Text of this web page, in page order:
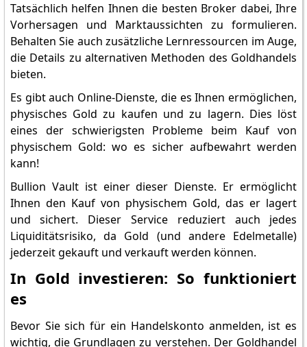
Tatsächlich helfen Ihnen die besten Broker dabei, Ihre
Vorhersagen und Marktaussichten zu formulieren.
Behalten Sie auch zusätzliche Lernressourcen im Auge,
die Details zu alternativen Methoden des Goldhandels
bieten.
Es gibt auch Online-Dienste, die es Ihnen ermöglichen,
physisches Gold zu kaufen und zu lagern. Dies löst
eines der schwierigsten Probleme beim Kauf von
physischem Gold: wo es sicher aufbewahrt werden
kann!
Bullion Vault ist einer dieser Dienste. Er ermöglicht
Ihnen den Kauf von physischem Gold, das er lagert
und sichert. Dieser Service reduziert auch jedes
Liquiditätsrisiko, da Gold (und andere Edelmetalle)
jederzeit gekauft und verkauft werden können.
In Gold investieren: So funktioniert
es
Bevor Sie sich für ein Handelskonto anmelden, ist es
wichtig, die Grundlagen zu verstehen. Der Goldhandel